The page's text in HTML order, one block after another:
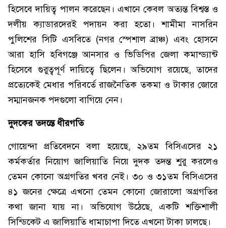
হিসেবে দায়িত্ব পালন করেছেন। এখানে কেবল অত্যন্ত বিশ্বস্ত ও
দলীয় ক্যাডারদেরই পদায়ন করা হতো। শামীমা নাসরিন
পুলিশের সিটি এসবিতে (নগর স্পেশাল ব্রাঞ্চ) এবং হোসনে
আরা হাসি হবিগঞ্জে আনসার ও ভিডিপির জেলা কমান্ড্যান্ট
হিসেবে গুরুত্বপূর্ণ দায়িত্বে ছিলেন। অভিযোগ রয়েছে, তাদের
প্রত্যেকেই মেধার পরিবর্তে রাজনৈতিক তকমা ও টাকার জোরে
সম্মানজনক পদগুলো বাগিয়ে নেন।
দুদকের তদন্তে ধীরগতি
গোয়েন্দা প্রতিবেদনে বলা হয়েছে, ২৯তম বিসিএসের ২১
কর্মকর্তার নিয়োগ জালিয়াতি নিয়ে দুদক তদন্ত শুরু করলেও
তেমন কোনো অগ্রগতির খবর নেই। ৩০ ও ৩১তম বিসিএসের
৪১ জনের ক্ষেত্রে এখনো তেমন কোনো জোরালো অগ্রগতির
কথা জানা যায় না। অভিযোগ উঠেছে, একটি শক্তিশালী
সিন্ডিকেট এ জালিয়াতি ধামাচাপা দিতে এখনো টাকা ঢালছে।